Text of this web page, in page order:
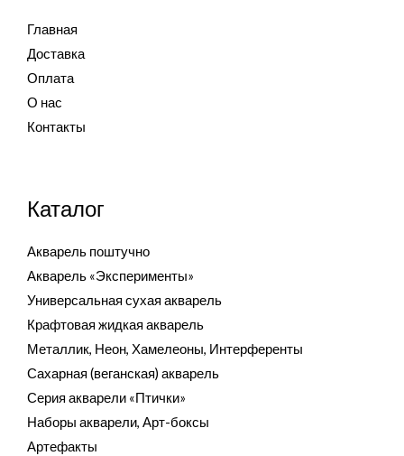
Главная
Доставка
Оплата
О нас
Контакты
Каталог
Акварель поштучно
Акварель «Эксперименты»
Универсальная сухая акварель
Крафтовая жидкая акварель
Металлик, Неон, Хамелеоны, Интерференты
Сахарная (веганская) акварель
Серия акварели «Птички»
Наборы акварели, Арт-боксы
Артефакты